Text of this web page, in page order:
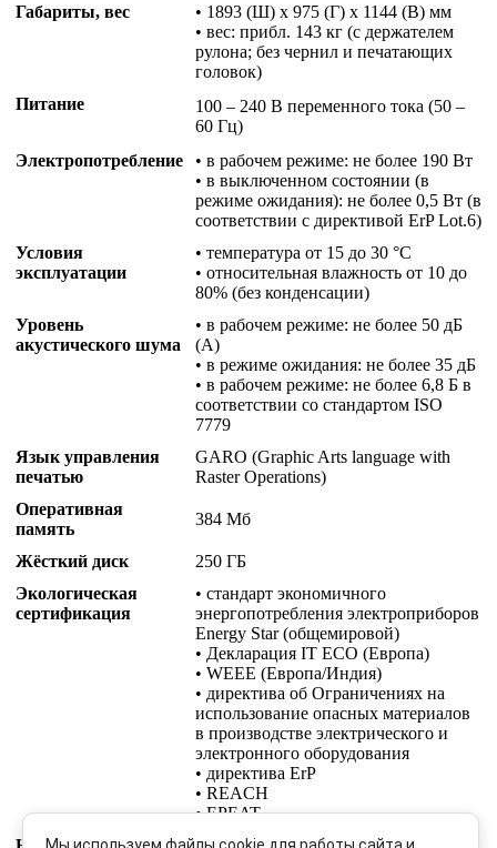
Габариты, вес
• 1893 (Ш) x 975 (Г) x 1144 (В) мм
• вес: прибл. 143 кг (с держателем
рулона; без чернил и печатающих
головок)
Питание
100 – 240 В переменного тока (50 –
60 Гц)
Электропотребление
• в рабочем режиме: не более 190 Вт
• в выключенном состоянии (в
режиме ожидания): не более 0,5 Вт (в
соответствии с директивой ErP Lot.6)
Условия
эксплуатации
• температура от 15 до 30 °C
• относительная влажность от 10 до
80% (без конденсации)
Уровень
акустического шума
• в рабочем режиме: не более 50 дБ
(A)
• в режиме ожидания: не более 35 дБ
• в рабочем режиме: не более 6,8 Б в
соответствии со стандартом ISO
7779
Язык управления
печатью
GARO (Graphic Arts language with
Raster Operations)
Оперативная
память
384 Мб
Жёсткий диск
250 ГБ
Экологическая
сертификация
• стандарт экономичного
энергопотребления электроприборов
Energy Star (общемировой)
• Декларация IT ECO (Европа)
• WEEE (Европа/Индия)
• директива об Ограничениях на
использование опасных материалов
в производстве электрического и
электронного оборудования
• директива ErP
• REACH
• EPEAT